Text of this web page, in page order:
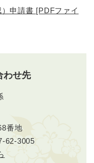
申請書 [PDFファイ
わせ先
番地
62-3005